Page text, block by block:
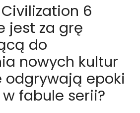
6
jest za grę
do
nowych kultur
odgrywają epoki
fabule serii?